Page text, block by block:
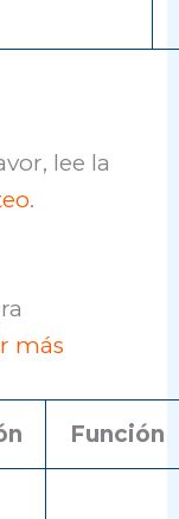
lee la
.
más
Función